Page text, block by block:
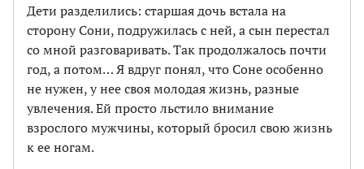
Дети разделились: старшая дочь встала на
сторону Сони, подружилась с ней, а сын перестал
со мной разговаривать. Так продолжалось почти
год, а потом… Я вдруг понял, что Соне особенно
не нужен, у нее своя молодая жизнь, разные
увлечения. Ей просто льстило внимание
взрослого мужчины, который бросил свою жизнь
к ее ногам.